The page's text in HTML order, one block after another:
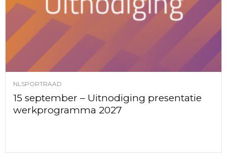
NLSPORTRAAD
15 september – Uitnodiging presentatie
werkprogramma 2027